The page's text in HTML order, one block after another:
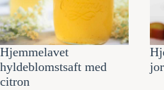
Hjemmelavet
hyldeblomstsaft med
citron